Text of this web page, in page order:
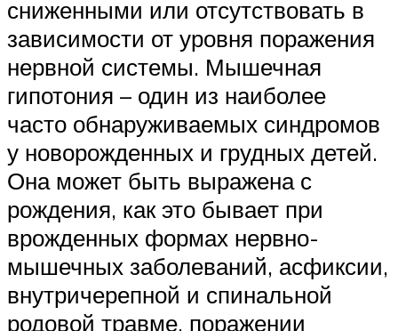
сниженными или отсутствовать в
зависимости от уровня поражения
нервной системы. Мышечная
гипотония – один из наиболее
часто обнаруживаемых синдромов
у новорожденных и грудных детей.
Она может быть выражена с
рождения, как это бывает при
врожденных формах нервно-
мышечных заболеваний, асфиксии,
внутричерепной и спинальной
родовой травме, поражении